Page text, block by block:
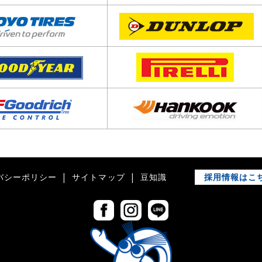
シーポリシー サイトマップ 豆知識 採用情報はこ